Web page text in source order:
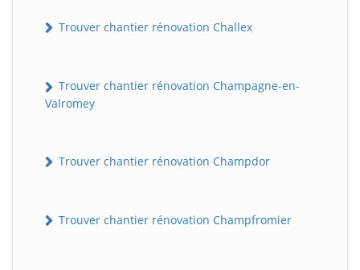
Trouver chantier rénovation Challex
Trouver chantier rénovation Champagne-en-
Valromey
Trouver chantier rénovation Champdor
Trouver chantier rénovation Champfromier